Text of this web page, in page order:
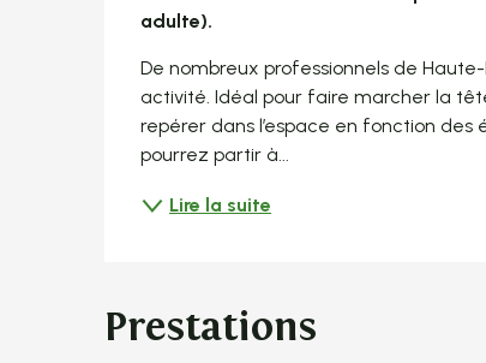
adulte).
De nombreux professionnels de
activité. Idéal pour faire marcher la
repérer dans l’espace en fonction des
pourrez partir à...
Lire la suite
Prestations